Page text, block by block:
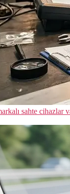
sahte cihazlar